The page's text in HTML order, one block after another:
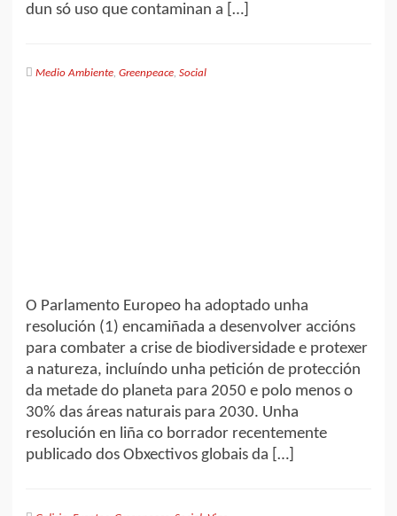
dun só uso que contaminan a […]
Medio Ambiente, Greenpeace, Social
O Parlamento Europeo ha adoptado unha
resolución (1) encamiñada a desenvolver accións
para combater a crise de biodiversidade e protexer
a natureza, incluíndo unha petición de protección
da metade do planeta para 2050 e polo menos o
30% das áreas naturais para 2030. Unha
resolución en liña co borrador recentemente
publicado dos Obxectivos globais da […]